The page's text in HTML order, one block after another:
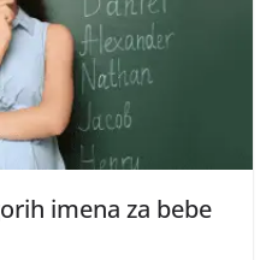
imena za bebe